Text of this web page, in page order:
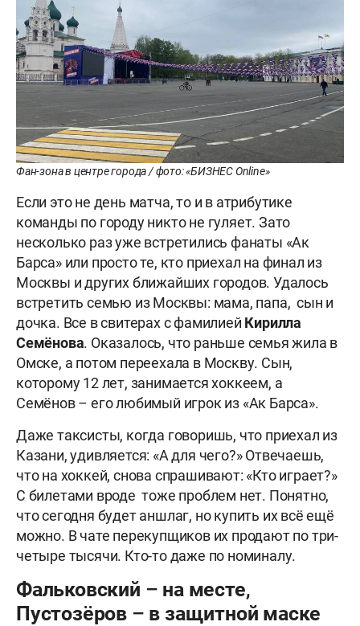
Фан-зона в центре города / фото: «БИЗНЕС Online»
Если это не день матча, то и в атрибутике
команды по городу никто не гуляет. Зато
несколько раз уже встретились фанаты «Ак
Барса» или просто те, кто приехал на финал из
Москвы и других ближайших городов. Удалось
встретить семью из Москвы: мама, папа, сын и
дочка. Все в свитерах с фамилией Кирилла
Семёнова. Оказалось, что раньше семья жила в
Омске, а потом переехала в Москву. Сын,
которому 12 лет, занимается хоккеем, а
Семёнов – его любимый игрок из «Ак Барса».
Даже таксисты, когда говоришь, что приехал из
Казани, удивляется: «А для чего?» Отвечаешь,
что на хоккей, снова спрашивают: «Кто играет?»
С билетами вроде тоже проблем нет. Понятно,
что сегодня будет аншлаг, но купить их всё ещё
можно. В чате перекупщиков их продают по три-
четыре тысячи. Кто-то даже по номиналу.
Фальковский – на месте,
Пустозёров – в защитной маске